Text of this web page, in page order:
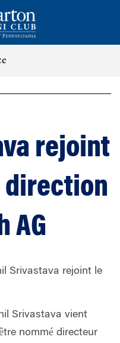
rejoint
direction
AG
Srivastava rejoint le
Srivastava vient
nommé directeur